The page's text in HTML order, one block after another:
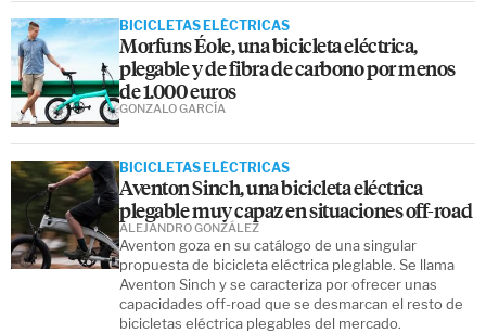
BICICLETAS ELÉCTRICAS
Morfuns Éole, una bicicleta eléctrica,
plegable y de fibra de carbono por menos
de 1.000 euros
GONZALO GARCÍA
BICICLETAS ELÉCTRICAS
Aventon Sinch, una bicicleta eléctrica
plegable muy capaz en situaciones off-road
Aventon goza en su catálogo de una singular
propuesta de bicicleta eléctrica pleglable. Se llama
Aventon Sinch y se caracteriza por ofrecer unas
capacidades off-road que se desmarcan el resto de
bicicletas eléctrica plegables del mercado.
ALEJANDRO GONZÁLEZ